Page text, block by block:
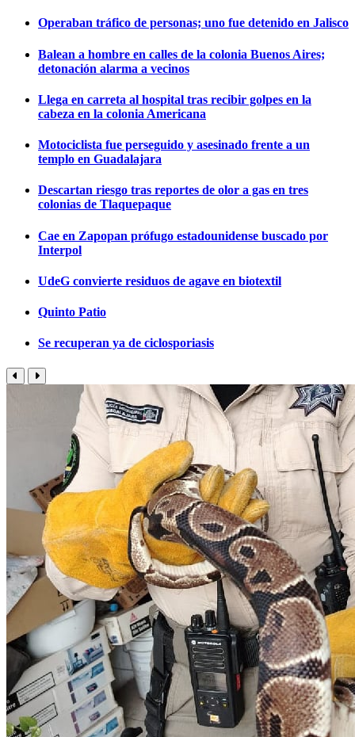
Operaban tráfico de personas; uno fue detenido en Jalisco
Balean a hombre en calles de la colonia Buenos Aires;
detonación alarma a vecinos
Llega en carreta al hospital tras recibir golpes en la
cabeza en la colonia Americana
Motociclista fue perseguido y asesinado frente a un
templo en Guadalajara
Descartan riesgo tras reportes de olor a gas en tres
colonias de Tlaquepaque
Cae en Zapopan prófugo estadounidense buscado por
Interpol
UdeG convierte residuos de agave en biotextil
Quinto Patio
Se recuperan ya de ciclosporiasis